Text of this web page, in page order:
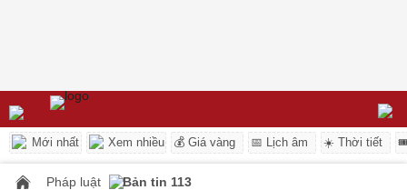
Mới nhất Xem nhiều 💰 Giá vàng 📅 Lịch âm ☀️ Thời tiết
Pháp luật Bản tin 113